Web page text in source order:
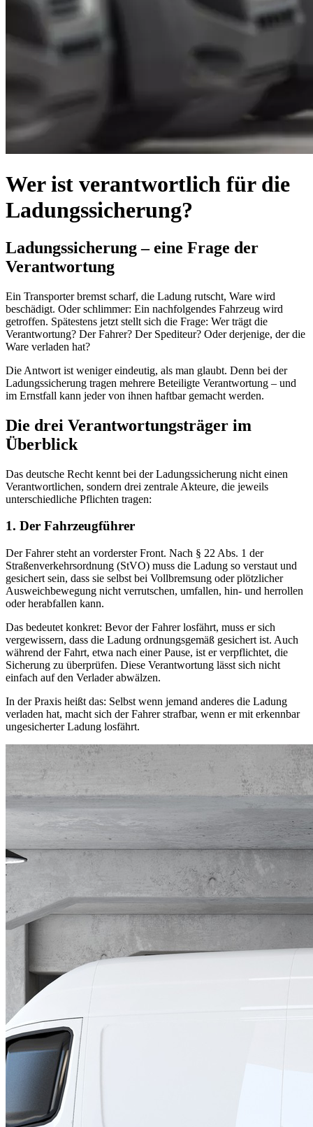
Wer ist verantwortlich für die
Ladungssicherung?
Ladungssicherung – eine Frage der
Verantwortung
Ein Transporter bremst scharf, die Ladung rutscht, Ware wird
beschädigt. Oder schlimmer: Ein nachfolgendes Fahrzeug wird
getroffen. Spätestens jetzt stellt sich die Frage: Wer trägt die
Verantwortung? Der Fahrer? Der Spediteur? Oder derjenige, der die
Ware verladen hat?
Die Antwort ist weniger eindeutig, als man glaubt. Denn bei der
Ladungssicherung tragen mehrere Beteiligte Verantwortung – und
im Ernstfall kann jeder von ihnen haftbar gemacht werden.
Die drei Verantwortungsträger im
Überblick
Das deutsche Recht kennt bei der Ladungssicherung nicht einen
Verantwortlichen, sondern drei zentrale Akteure, die jeweils
unterschiedliche Pflichten tragen:
1. Der Fahrzeugführer
Der Fahrer steht an vorderster Front. Nach § 22 Abs. 1 der
Straßenverkehrsordnung (StVO) muss die Ladung so verstaut und
gesichert sein, dass sie selbst bei Vollbremsung oder plötzlicher
Ausweichbewegung nicht verrutschen, umfallen, hin- und herrollen
oder herabfallen kann.
Das bedeutet konkret: Bevor der Fahrer losfährt, muss er sich
vergewissern, dass die Ladung ordnungsgemäß gesichert ist. Auch
während der Fahrt, etwa nach einer Pause, ist er verpflichtet, die
Sicherung zu überprüfen. Diese Verantwortung lässt sich nicht
einfach auf den Verlader abwälzen.
In der Praxis heißt das: Selbst wenn jemand anderes die Ladung
verladen hat, macht sich der Fahrer strafbar, wenn er mit erkennbar
ungesicherter Ladung losfährt.